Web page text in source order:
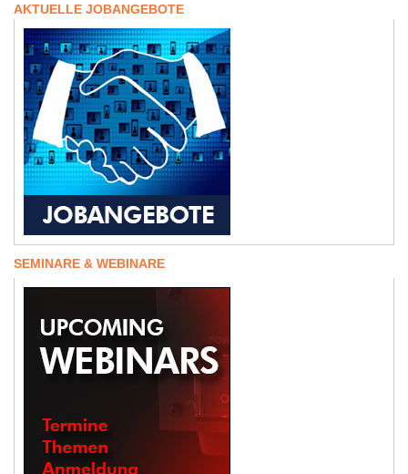
AKTUELLE JOBANGEBOTE
SEMINARE & WEBINARE